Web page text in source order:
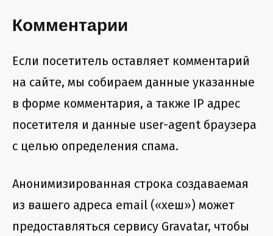
Комментарии
Если посетитель оставляет комментарий
на сайте, мы собираем данные указанные
в форме комментария, а также IP адрес
посетителя и данные user-agent браузера
с целью определения спама.
Анонимизированная строка создаваемая
из вашего адреса email («хеш») может
предоставляться сервису Gravatar, чтобы